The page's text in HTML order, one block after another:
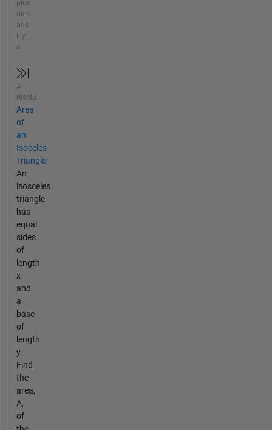
plus
de 4
ans
il y
a
A
résolu
Area
of
an
Isoceles
Triangle
An
isosceles
triangle
has
equal
sides
of
length
x
and
a
base
of
length
y.
Find
the
area,
A,
of